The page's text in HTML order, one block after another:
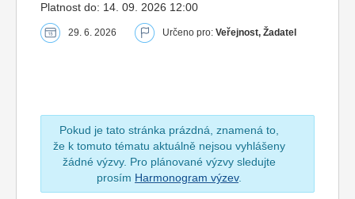
Platnost do: 14. 09. 2026 12:00
29. 6. 2026 Určeno pro: Veřejnost, Žadatel
Pokud je tato stránka prázdná, znamená to,
že k tomuto tématu aktuálně nejsou vyhlášeny
žádné výzvy. Pro plánované výzvy sledujte
prosím Harmonogram výzev.